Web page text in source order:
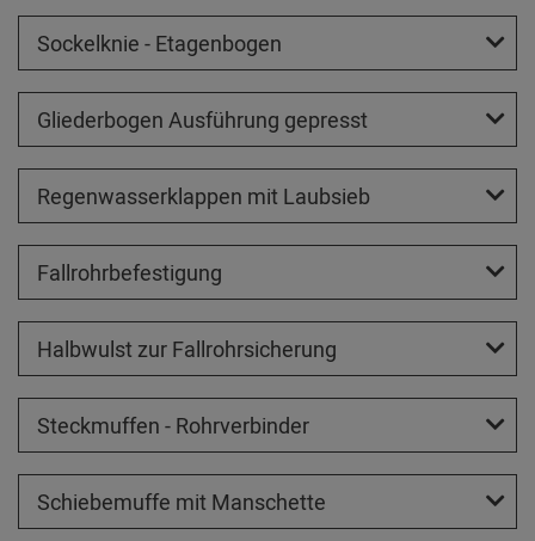
Sockelknie - Etagenbogen
Gliederbogen Ausführung gepresst
Regenwasserklappen mit Laubsieb
Fallrohrbefestigung
Halbwulst zur Fallrohrsicherung
Steckmuffen - Rohrverbinder
Schiebemuffe mit Manschette